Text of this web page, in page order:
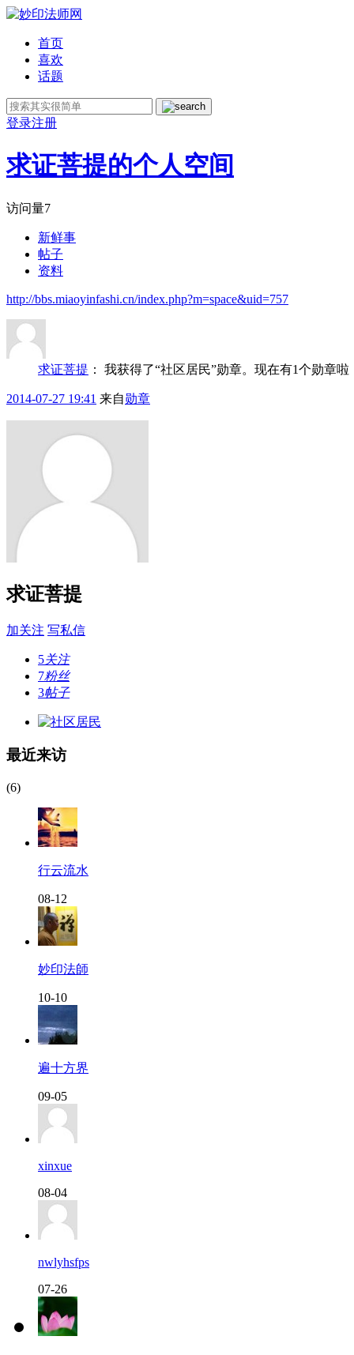
首页
喜欢
话题
登录注册
求证菩提的个人空间
访问量7
新鲜事
帖子
资料
http://bbs.miaoyinfashi.cn/index.php?m=space&uid=757
求证菩提 ： 我获得了“社区居民”勋章。现在有1个勋章
2014-07-27 19:41 来自勋章
求证菩提
加关注 写私信
5关注
7粉丝
3帖子
最近来访
(6)
行云流水
08-12
妙印法師
10-10
遍十方界
09-05
xinxue
08-04
nwlyhsfps
07-26